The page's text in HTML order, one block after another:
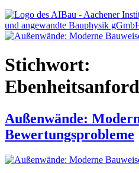
angewandte Bauphysik
Stichwort:
Außenwände:
Bewertungsprobleme